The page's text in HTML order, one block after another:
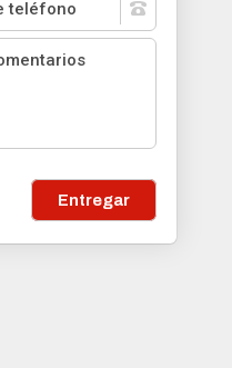
Entregar